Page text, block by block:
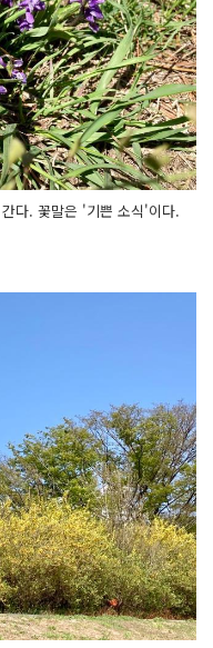
다. 꽃말은 '기쁜 소식'이다.